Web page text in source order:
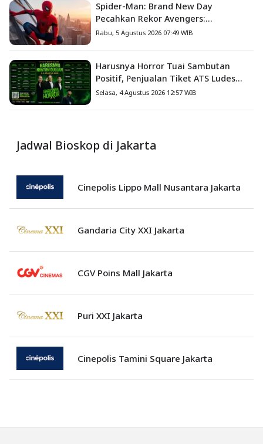
Spider-Man: Brand New Day
Pecahkan Rekor Avengers:
Endgame, Cetak Debut Box Office
Rabu, 5 Agustus 2026 07:49 WIB
Harusnya Horror Tuai Sambutan
Positif, Penjualan Tiket ATS Ludes
Terjual
Selasa, 4 Agustus 2026 12:57 WIB
Jadwal Bioskop di Jakarta
Cinepolis Lippo Mall Nusantara Jakarta
Gandaria City XXI Jakarta
CGV Poins Mall Jakarta
Puri XXI Jakarta
Cinepolis Tamini Square Jakarta